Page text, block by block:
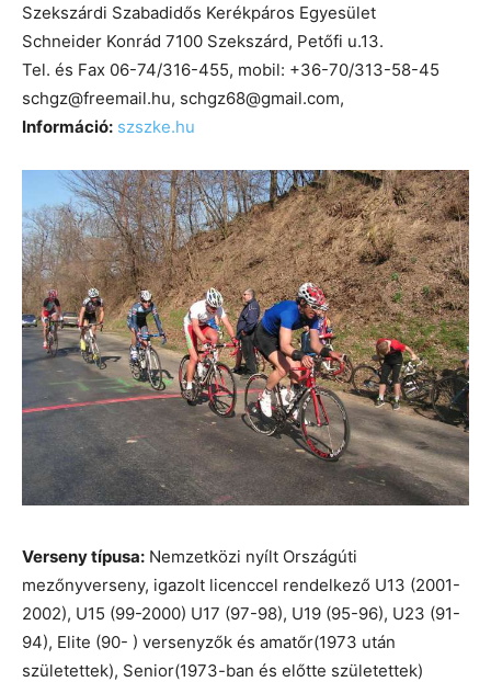
Szekszárdi Szabadidős Kerékpáros Egyesület
Schneider Konrád 7100 Szekszárd, Petőfi u.13.
Tel. és Fax 06-74/316-455, mobil: +36-70/313-58-45
schgz@freemail.hu, schgz68@gmail.com,
Információ: szszke.hu
Verseny típusa: Nemzetközi nyílt Országúti
mezőnyverseny, igazolt licenccel rendelkező U13 (2001-
2002), U15 (99-2000) U17 (97-98), U19 (95-96), U23 (91-
94), Elite (90- ) versenyzők és amatőr(1973 után
születettek), Senior(1973-ban és előtte születettek)